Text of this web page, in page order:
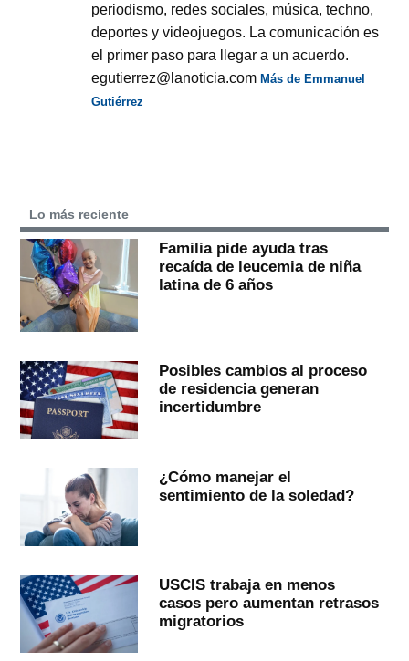
periodismo, redes sociales, música, techno,
deportes y videojuegos. La comunicación es
el primer paso para llegar a un acuerdo.
egutierrez@lanoticia.comMás de Emmanuel
Gutiérrez
Lo más reciente
Familia pide ayuda tras
recaída de leucemia de niña
latina de 6 años
Posibles cambios al proceso
de residencia generan
incertidumbre
¿Cómo manejar el
sentimiento de la soledad?
USCIS trabaja en menos
casos pero aumentan retrasos
migratorios